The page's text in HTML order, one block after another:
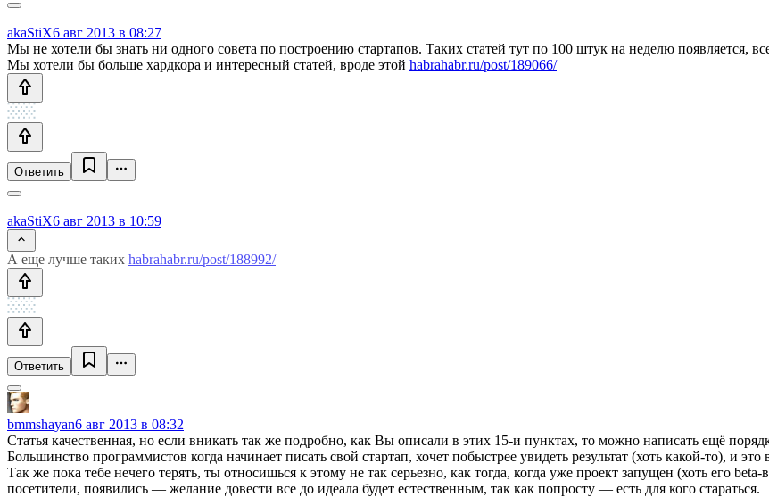
akaStiX6 авг 2013 в 08:27
Мы не хотели бы знать ни одного совета по построению стартапов. Таких статей тут по 100 штук на неделю появляется,
Мы хотели бы больше хардкора и интересный статей, вроде этой habrahabr.ru/post/189066/
Ответить
akaStiX6 авг 2013 в 10:59
А еще лучше таких habrahabr.ru/post/188992/
Ответить
bmmshayan6 авг 2013 в 08:32
Статья качественная, но если вникать так же подробно, как Вы описали в этих 15-и пунктах, то можно написать ещё
Большинство программистов когда начинает писать свой стартап, хочет побыстрее увидеть результат (хоть какой-то), и
Так же пока тебе нечего терять, ты относишься к этому не так серьезно, как тогда, когда уже проект запущен (хоть его
посетители, появились — желание довести все до идеала будет естественным, так как попросту — есть для кого стараться.